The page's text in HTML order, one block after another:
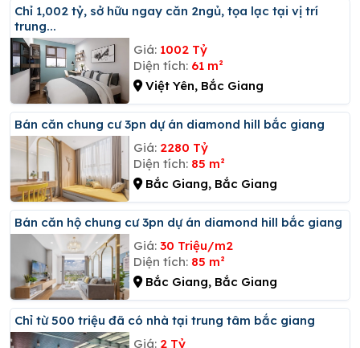
Chỉ 1,002 tỷ, sở hữu ngay căn 2ngủ, tọa lạc tại vị trí
trung...
Giá: 1002 Tỷ
Diện tích: 61 m²
Việt Yên, Bắc Giang
Bán căn chung cư 3pn dự án diamond hill bắc giang
Giá: 2280 Tỷ
Diện tích: 85 m²
Bắc Giang, Bắc Giang
Bán căn hộ chung cư 3pn dự án diamond hill bắc giang
Giá: 30 Triệu/m2
Diện tích: 85 m²
Bắc Giang, Bắc Giang
Chỉ từ 500 triệu đã có nhà tại trung tâm bắc giang
Giá: 2 Tỷ